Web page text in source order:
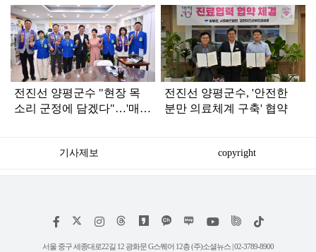
탑
라
인
전진선 양평군수 "현장 목
소리 군정에 담겠다"…'매력
전진선 양평군수, '안전한
분만 의료체계 구축' 협약
기사제보 copyright
페
스
인
타
위
트
틱
서울 중구 세종대로22길 12 광화문 G스퀘어 12층 (주)소셜뉴스 | 02-3789-8900